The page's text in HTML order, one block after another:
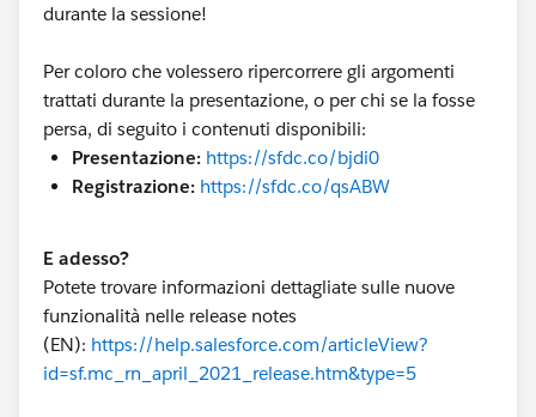
durante la sessione!
Per coloro che volessero ripercorrere gli argomenti
trattati durante la presentazione, o per chi se la fosse
persa, di seguito i contenuti disponibili:
Presentazione: https://sfdc.co/bjdi0
Registrazione: https://sfdc.co/qsABW
E adesso?
Potete trovare informazioni dettagliate sulle nuove
funzionalità nelle release notes
(EN): https://help.salesforce.com/articleView?
id=sf.mc_rn_april_2021_release.htm&type=5